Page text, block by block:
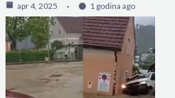
apr 4, 2025 1 godina ago